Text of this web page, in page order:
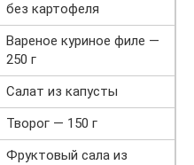
без картофеля
Вареное куриное филе —
250 г
Салат из капусты
Творог — 150 г
Фруктовый сала из